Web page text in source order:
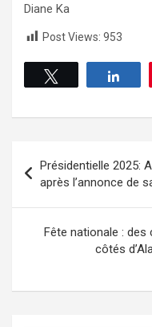
Diane Ka
Post Views: 953
Présidentielle 2025:
après l’annonce de
Fête nationale :
côtés